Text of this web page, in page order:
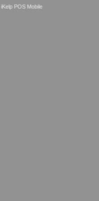
iKelp POS Mobile